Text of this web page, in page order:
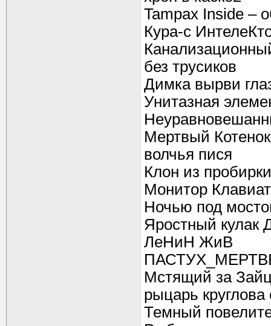
Tampax Inside –
Кура-с
без трусиков
Димка вырви
Унитазная
Мертвый Котенок
волчья пися
Клон из
Монитор
Ночью под
Яростный кулак
ЛеНиН ЖиВ
Мстящий за
рыцарь круглова
Темный